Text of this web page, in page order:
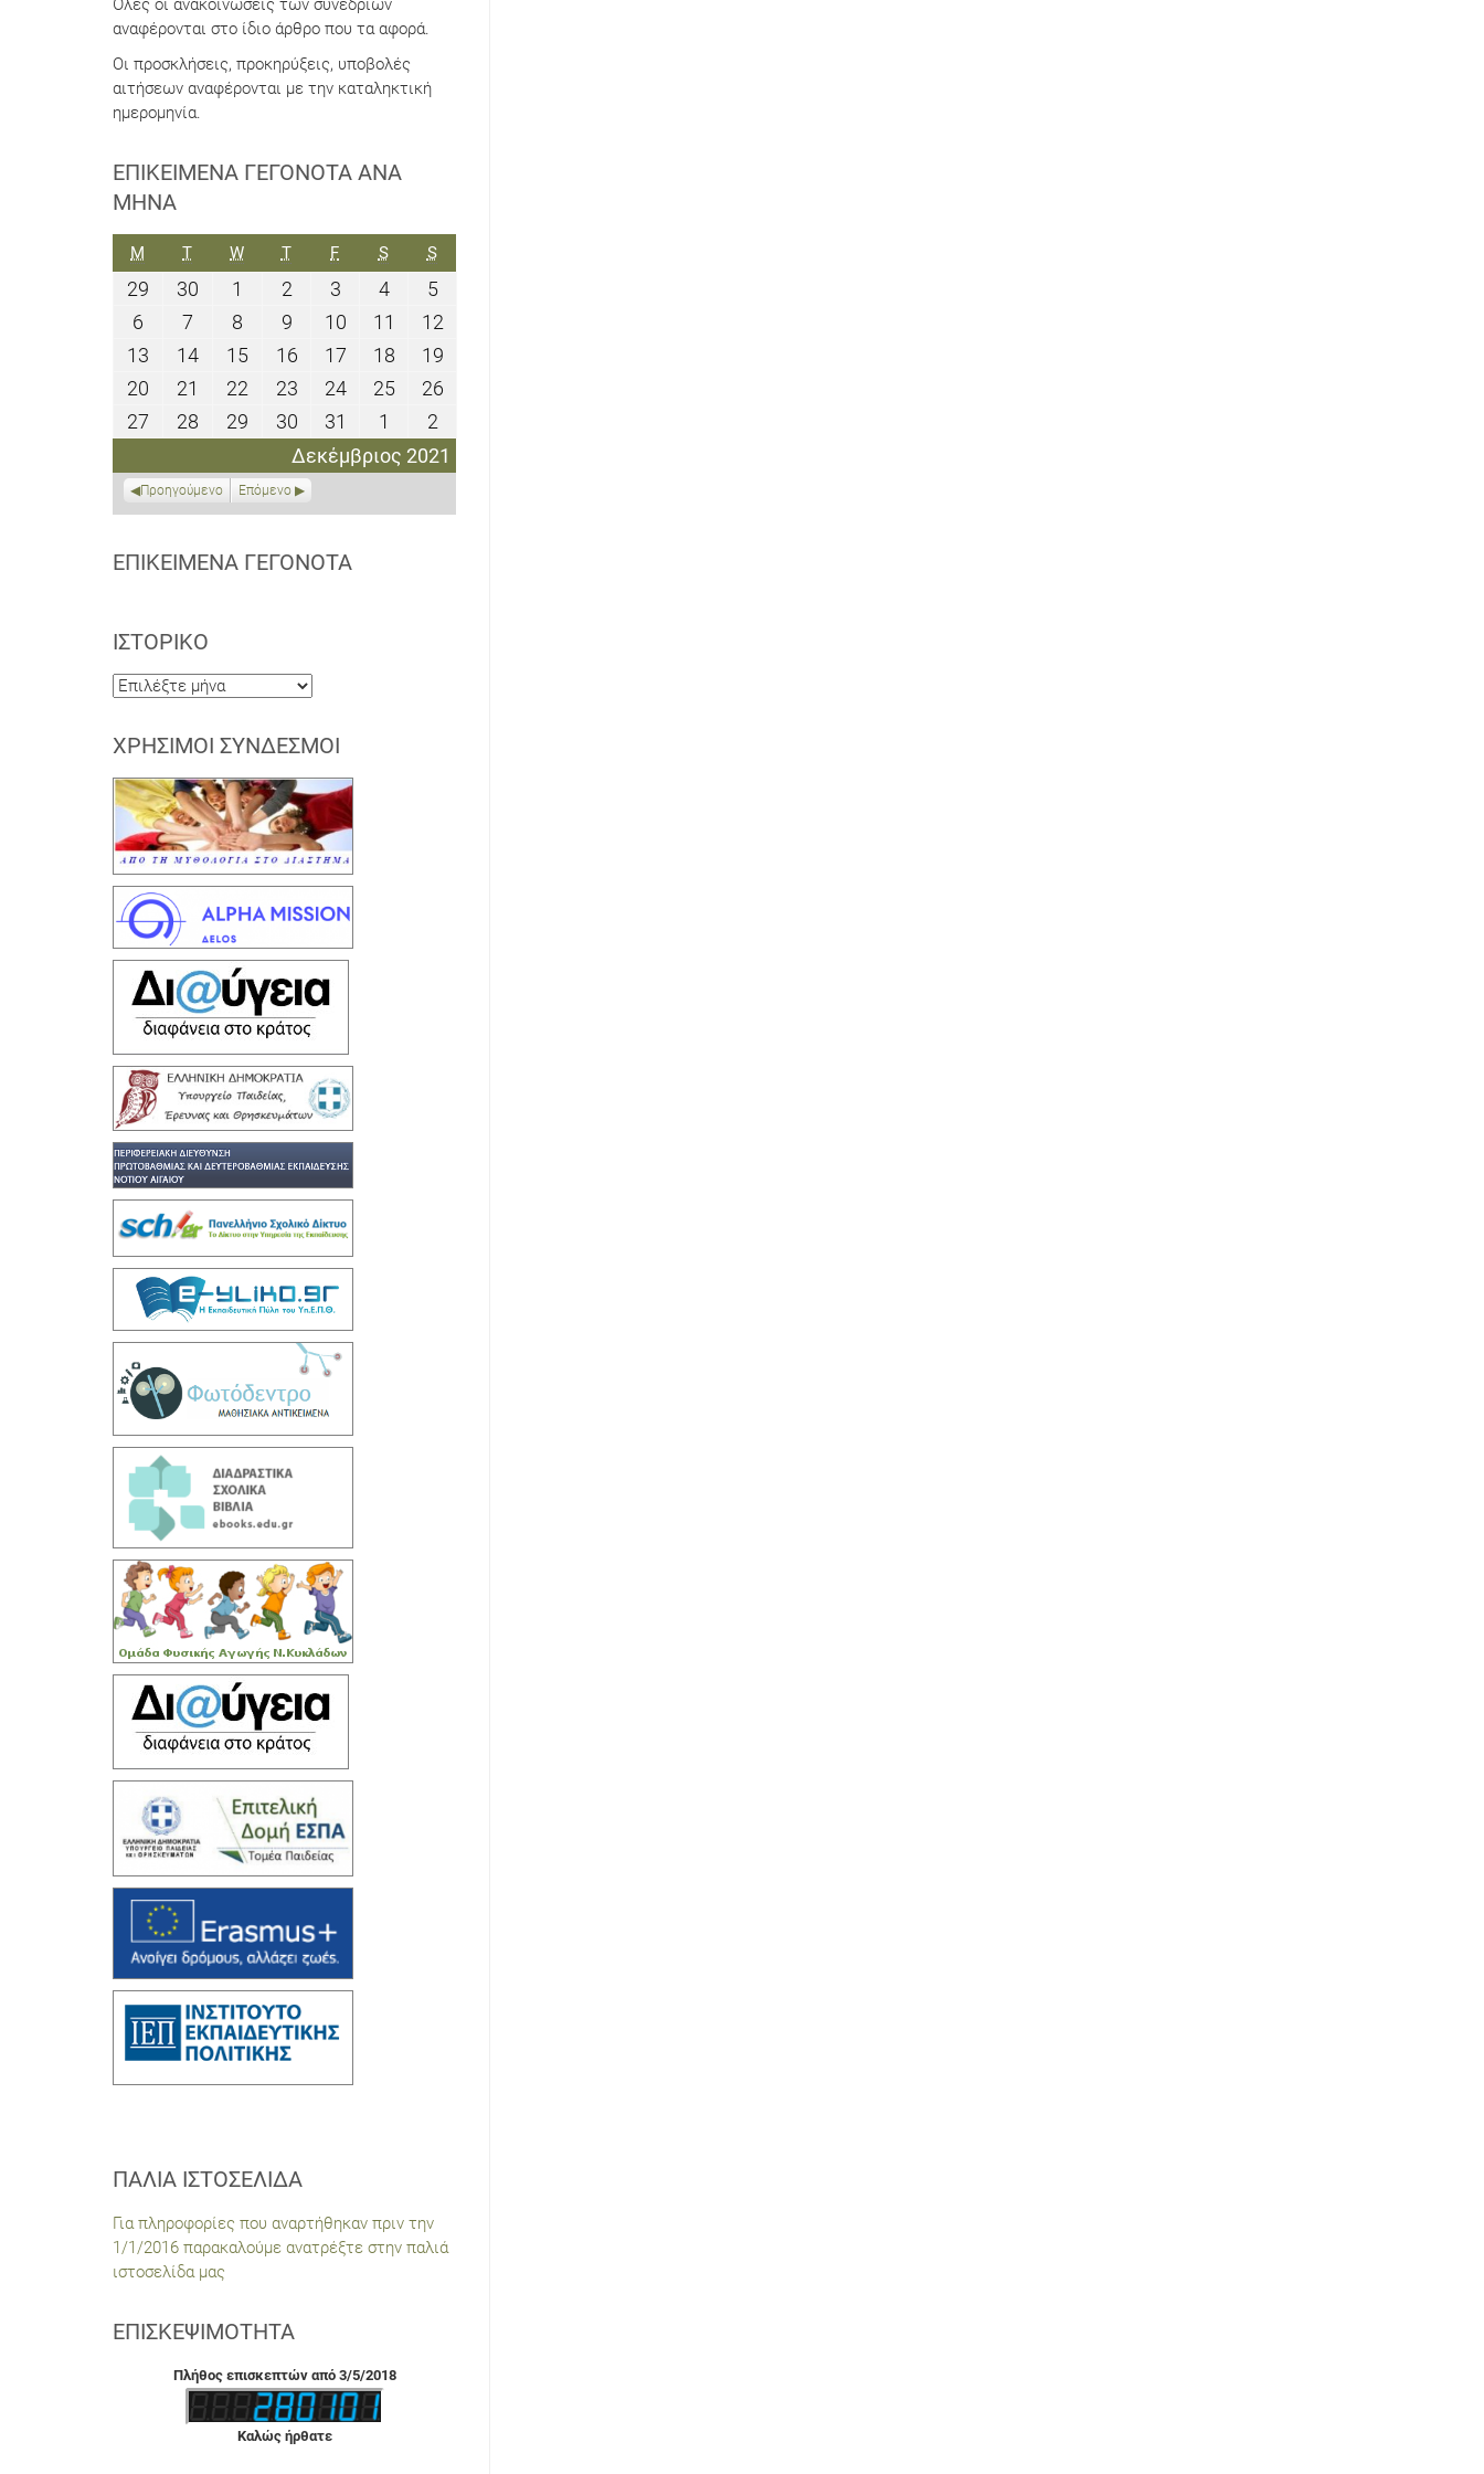
Όλες οι ανακοινώσεις των συνεδρίων
αναφέρονται στο ίδιο άρθρο που τα αφορά.
Οι προσκλήσεις, προκηρύξεις, υποβολές
αιτήσεων αναφέρονται με την καταληκτική
ημερομηνία.
ΕΠΙΚΕΊΜΕΝΑ ΓΕΓΟΝΌΤΑ ΑΝΆ
ΜΉΝΑ
Δεκέμβριος 2021
M ΔΕΥΤΈΡΑ
TΤΡΊΤΗWΤΕΤΆΡΤΗ
TΠΈΜΠΤΗ
FΠΑΡΑΣΚΕΥΉ
SΣΆΒΒΑΤΟ
SΚΥΡΙΑΚΉ
29
Νοεμβρίου
2021
30
Νοεμβρίου
2021
1
Δεκεμβρίου
2021
22
Δεκεμβρίου
2021
33
Δεκεμβρίου
2021
44
Δεκεμβρίου
2021
55
Δεκεμβρίου
2021
6
Δεκεμβρίου
2021
7
Δεκεμβρίου
2021
8
Δεκεμβρίου
2021
99
Δεκεμβρίου
2021
1010
Δεκεμβρίου
2021
11
Δεκεμβρίου
2021
1212
13
Δεκεμβρίου
2021
1414
Δεκεμβρίου
2021
1515
Δεκεμβρίου
2021
1616
Δεκεμβρίου
2021
1717
Δεκεμβρίου
2021
1818
Δεκεμβρίου
2021
1919
2021
20
Δεκεμβρίου
2021
21
Δεκεμβρίου
2021
22
Δεκεμβρίου
2021
2323
Δεκεμβρίου
2021
2424
Δεκεμβρίου
2021
2525
Δεκεμβρίου
2021
2626
2021
27
Δεκεμβρίου
28
Δεκεμβρίου
29
Δεκεμβρίου
3030
Δεκεμβρίου
2021
31
Δεκεμβρίου
2021
1
Ιανουαρίου
2022
22
Ιανουαρίου
2022
Προηγούμενο Επόμενο
ΕΠΙΚΕΊΜΕΝΑ ΓΕΓΟΝΌΤΑ
ΙΣΤΟΡΙΚΌ
Ιστορικό
ΧΡΉΣΙΜΟΙ ΣΎΝΔΕΣΜΟΙ
ΠΑΛΙΆ ΙΣΤΟΣΕΛΊΔΑ
Για πληροφορίες που αναρτήθηκαν πριν την
1/1/2016 παρακαλούμε ανατρέξτε στην παλιά
ιστοσελίδα μας
ΕΠΙΣΚΕΨΙΜΌΤΗΤΑ
Πλήθος επισκεπτών από 3/5/2018
Καλώς ήρθατε